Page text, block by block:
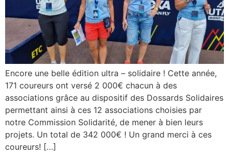
Encore une belle édition ultra – solidaire ! Cette année,
171 coureurs ont versé 2 000€ chacun à des
associations grâce au dispositif des Dossards Solidaires
permettant ainsi à ces 12 associations choisies par
notre Commission Solidarité, de mener à bien leurs
projets. Un total de 342 000€ ! Un grand merci à ces
coureurs! […]